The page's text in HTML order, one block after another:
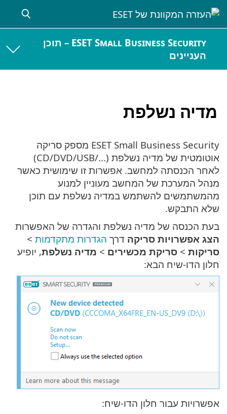
ESET Small Business Security – תוכן
העניינים
מדיה נשלפת
ESET Small Business Security מספק סריקה
אוטומטית של מדיה נשלפת (CD/DVD/USB/...‎)
לאחר הכנסתה למחשב. אפשרות זו שימושית כאשר
מנהל המערכת של המחשב מעוניין למנוע
מהמשתמשים להשתמש במדיה נשלפת עם תוכן
שלא התבקש.
בעת הכנסה של מדיה נשלפת והגדרה של האפשרות
הצג אפשרויות סריקה דרך הגדרות מתקדמות >
סריקות > סריקת מכשירים > מדיה נשלפת, יופיע
חלון הדו-שיח הבא:
אפשרויות עבור חלון הדו-שיח: